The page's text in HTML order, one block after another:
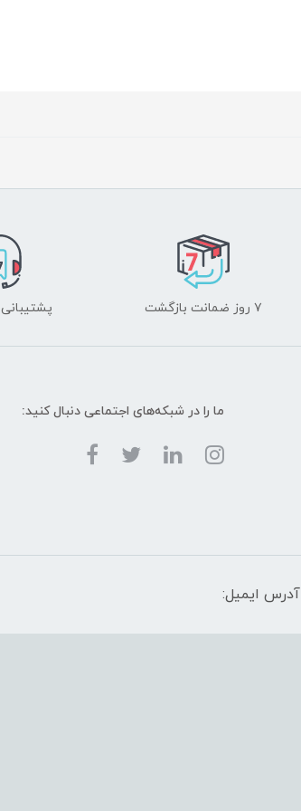
۷ روز ضمانت بازگشت پشتیبانی ۲۴ ساعته
ما را در شبکه‌های اجتماعی دنبال کنید:
آدرس ایمیل: